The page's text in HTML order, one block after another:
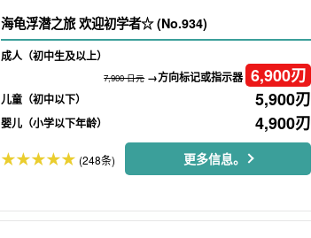
海龟浮潜之旅 欢迎初学者☆ (No.934)
成人（初中生及以上）
7,900 日元→方向标记或指示器 6,900刃
儿童（初中以下） 5,900刃
婴儿（小学以下年龄） 4,900刃
(248条) 更多信息。